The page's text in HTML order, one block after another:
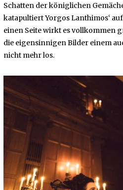
Schatten der königlichen
katapultiert Yorgos Lanthimos‘
einen Seite wirkt es vollkommen
die eigensinnigen Bilder einem
nicht mehr los.